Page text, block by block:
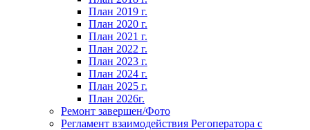
План 2019 г.
План 2020 г.
План 2021 г.
План 2022 г.
План 2023 г.
План 2024 г.
План 2025 г.
План 2026г.
Ремонт завершен/Фото
Регламент взаимодействия Регоператора с